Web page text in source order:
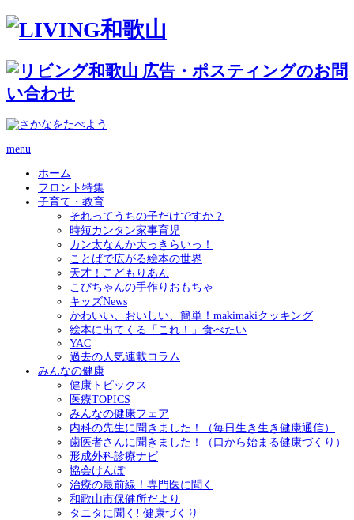
menu
ホーム
フロント特集
子育て・教育
それってうちの子だけですか？
時短カンタン家事育児
カン太なんか大っきらいっ！
ことばで広がる絵本の世界
天才！こどもりあん
こぴちゃんの手作りおもちゃ
キッズNews
かわいい、おいしい、簡単！makimakiクッキング
絵本に出てくる「これ！」食べたい
YAC
過去の人気連載コラム
みんなの健康
健康トピックス
医療TOPICS
みんなの健康フェア
内科の先生に聞きました！（毎日生き生き健康通信）
歯医者さんに聞きました！（口から始まる健康づくり）
形成外科診療ナビ
協会けんぽ
治療の最前線！専門医に聞く
和歌山市保健所だより
タニタに聞く! 健康づくり